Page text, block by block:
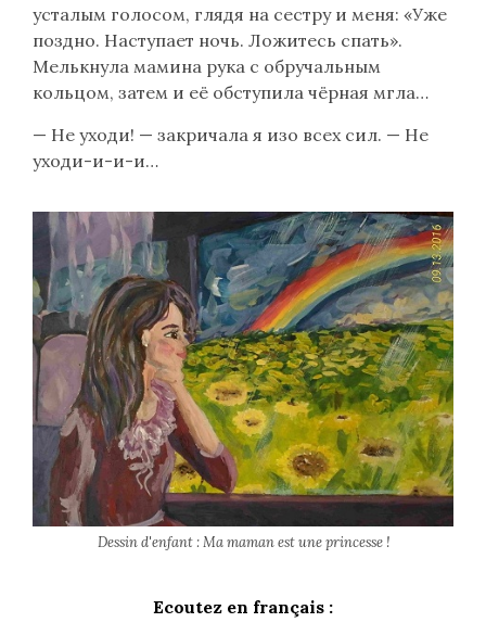
усталым голосом, глядя на сестру и меня: «Уже
поздно. Наступает ночь. Ложитесь спать».
Мелькнула мамина рука с обручальным
кольцом, затем и её обступила чёрная мгла…
— Не уходи! — закричала я изо всех сил. — Не
уходи-и-и-и…
Dessin d'enfant : Ma maman est une princesse !
Ecoutez en français :